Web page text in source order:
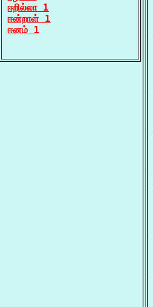
ஈறில்லா 1
ஈன்றாள் 1
ஈனம் 1